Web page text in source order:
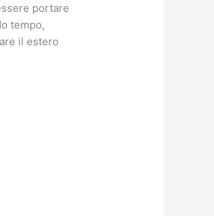
portare
tempo,
il estero